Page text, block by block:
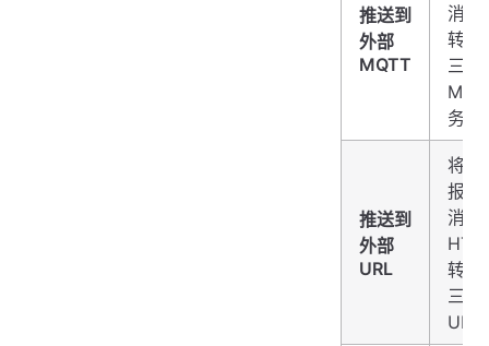
推送到
外部
MQTT
消息
转发
三方
务器
推送到
外部
URL
将设
报的
消息
转发
三方
URL